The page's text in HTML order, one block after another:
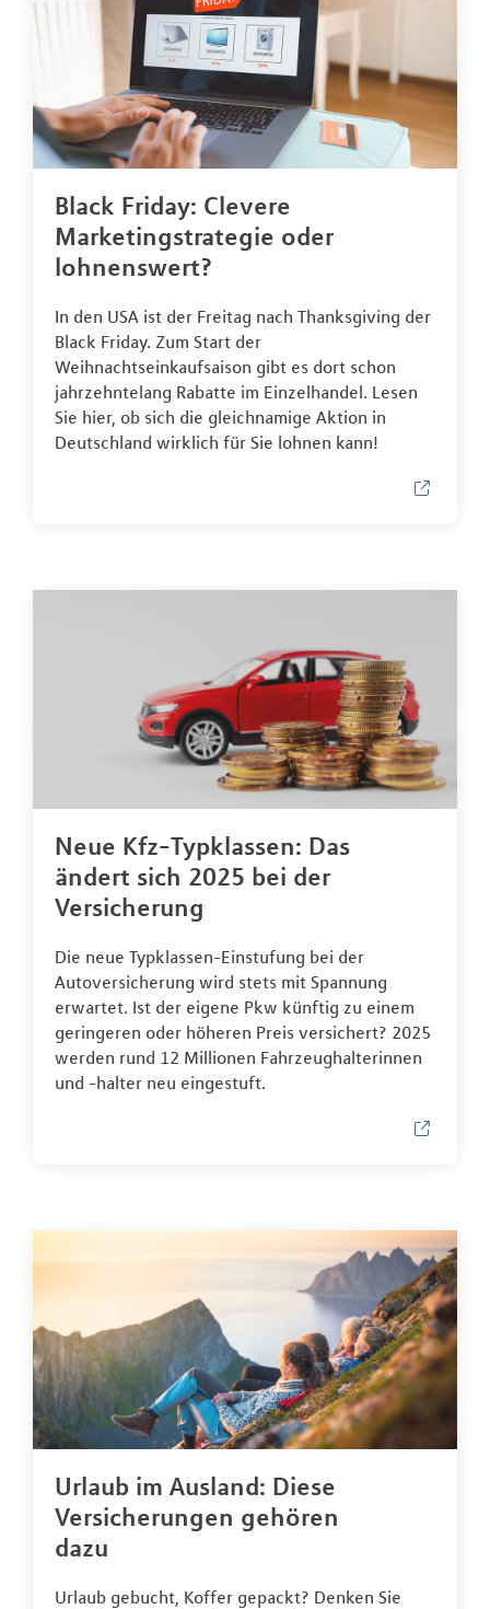
Black Friday: Clevere
Marketingstrategie oder
lohnenswert?
In den USA ist der Freitag nach Thanksgiving der
Black Friday. Zum Start der
Weihnachtseinkaufsaison gibt es dort schon
jahrzehntelang Rabatte im Einzelhandel. Lesen
Sie hier, ob sich die gleichnamige Aktion in
Deutschland wirklich für Sie lohnen kann!
Neue Kfz-Typklassen: Das
ändert sich 2025 bei der
Versicherung
Die neue Typklassen-Einstufung bei der
Autoversicherung wird stets mit Spannung
erwartet. Ist der eigene Pkw künftig zu einem
geringeren oder höheren Preis versichert? 2025
werden rund 12 Millionen Fahrzeughalterinnen
und -halter neu eingestuft.
Urlaub im Ausland: Diese
Versicherungen gehören
dazu
Urlaub gebucht, Koffer gepackt? Denken Sie